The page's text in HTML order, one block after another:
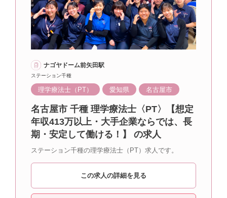
ナゴヤドーム前矢田駅
ステーション千種
理学療法士（PT） 愛知県 名古屋市
名古屋市 千種 理学療法士〈PT〉【想定
年収413万以上・大手企業ならでは、長
期・安定して働ける！】 の求人
ステーション千種の理学療法士（PT）求人です。
この求人の詳細を見る